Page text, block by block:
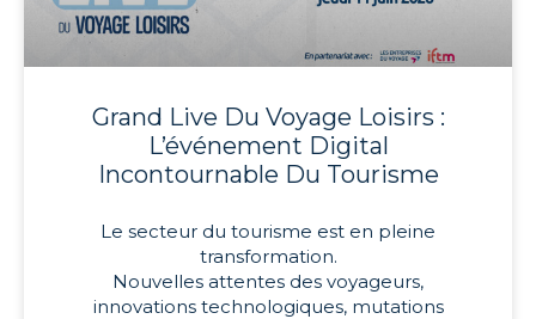
Grand Live Du Voyage Loisirs :
L’événement Digital
Incontournable Du Tourisme
Le secteur du tourisme est en pleine
transformation.
Nouvelles attentes des voyageurs,
innovations technologiques, mutations